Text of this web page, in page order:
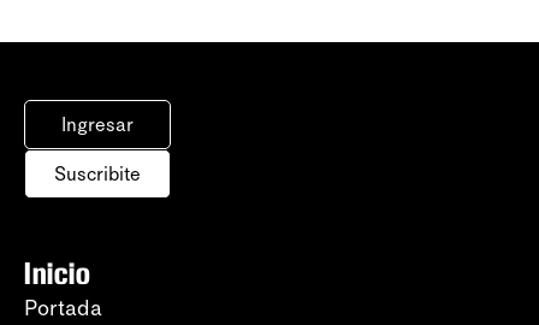
Ingresar
Suscribite
Inicio
Portada